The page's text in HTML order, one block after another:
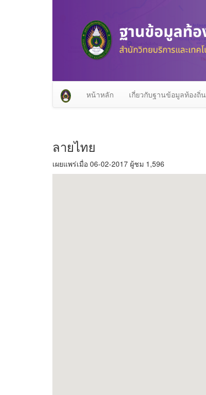
หน้าหลัก เกี่ยวกับฐานข้อมูลท้องถิ่น
ลายไทย
เผยแพร่เมื่อ 06-02-2017 ผู้ชม 1,596